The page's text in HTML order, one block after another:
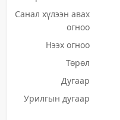
Санал хүлээн авах
огноо
Нээх огноо
Төрөл
Дугаар
Урилгын дугаар